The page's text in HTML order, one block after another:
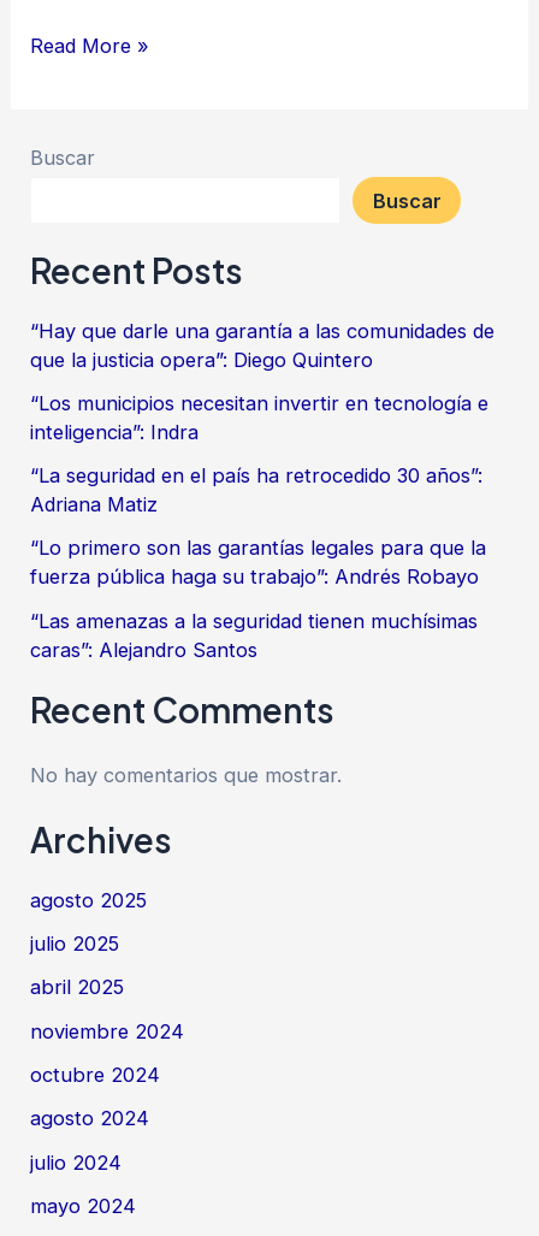
Read More »
Buscar
Buscar
Recent Posts
“Hay que darle una garantía a las comunidades de
que la justicia opera”: Diego Quintero
“Los municipios necesitan invertir en tecnología e
inteligencia”: Indra
“La seguridad en el país ha retrocedido 30 años”:
Adriana Matiz
“Lo primero son las garantías legales para que la
fuerza pública haga su trabajo”: Andrés Robayo
“Las amenazas a la seguridad tienen muchísimas
caras”: Alejandro Santos
Recent Comments
No hay comentarios que mostrar.
Archives
agosto 2025
julio 2025
abril 2025
noviembre 2024
octubre 2024
agosto 2024
julio 2024
mayo 2024